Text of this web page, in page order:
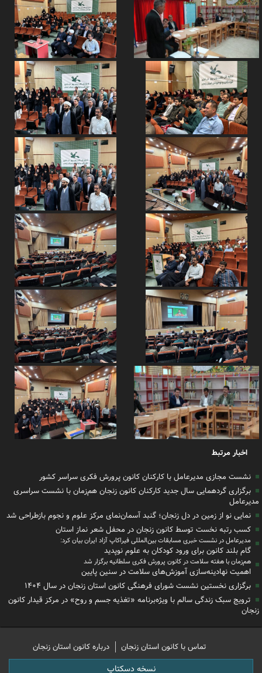
اخبار مرتبط
نشست مجازی مدیرعامل با کارکنان کانون پرورش فکری سراسر کشور
برگزاری گردهمایی سال جدید کارکنان کانون زنجان هم‌زمان با نشست سراسری
مدیرعامل
نمایی نو از زمین در دل زنجان؛ گنبد آسمان‌نمای مرکز علوم و نجوم بازطراحی شد
کسب رتبه نخست توسط کانون زنجان در محفل شعر نماز استان
مدیرعامل در نشست خبری مسابقات بین‌المللی فیراکاپ آزاد ایران بیان کرد:
گام بلند کانون برای ورود کودکان به علوم نوپدید
هم‌زمان با هفته سلامت در کانون پرورش فکری سلطانیه برگزار شد
اهمیت نهادینه‌سازی آموزش‌های سلامت در سنین پایین
برگزاری نخستین نشست شورای فرهنگی کانون استان زنجان در سال ۱۴۰۴
ترویج سبک زندگی سالم با ویژه‌برنامه «تغذیه جسم و روح» در مرکز قیدار کانون
زنجان
تماس با کانون استان زنجان درباره کانون استان زنجان
نسخه دسکتاپ